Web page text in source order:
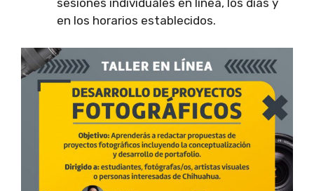
sesiones individuales en línea, los días y
en los horarios establecidos.